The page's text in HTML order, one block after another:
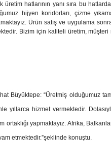
üretim hatlarının yanı sıra bu
hijyen koridorları, çizme
Ürün satış ve uygulama
Bizim için kaliteli üretim, müşteri
Büyüktepe: “Üretmiş olduğumuz
yıllarca hizmet vermektedir.
ortaklığı yapmaktayız. Afrika,
etmektedir.”şeklinde konuştu.